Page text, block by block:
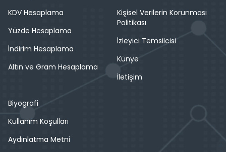
KDV Hesaplama
Yüzde Hesaplama
İndirim Hesaplama
Altın ve Gram Hesaplama
Kişisel Verilerin Korunması
Politikası
İzleyici Temsilcisi
Künye
İletişim
Biyografi
Kullanım Koşulları
Aydınlatma Metni